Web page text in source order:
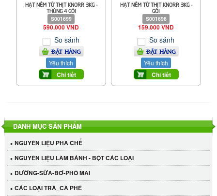
HẠT NÊM TỪ THỊT KNORR 3KG -
THÙNG 4 GÓI
S001699
590.000 VND
So sánh
ĐẶT HÀNG
Yêu thích
Chi tiết
HẠT NÊM TỪ THỊT KNORR 3KG -
GÓI
S001698
159.000 VND
So sánh
ĐẶT HÀNG
Yêu thích
Chi tiết
DANH MỤC SẢN PHẨM
NGUYÊN LIỆU PHA CHẾ
NGUYÊN LIỆU LÀM BÁNH - BỘT CÁC LOẠI
ĐƯỜNG-SỮA-BƠ-PHÔ MAI
CÁC LOẠI TRÀ_CÀ PHÊ